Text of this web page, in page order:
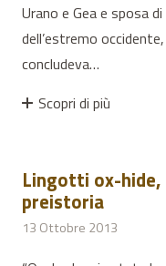
Urano e Gea e sposa
dell’estremo
concludeva…
Scopri di più
Lingotti ox-hide,
preistoria
13 Ottobre 2013